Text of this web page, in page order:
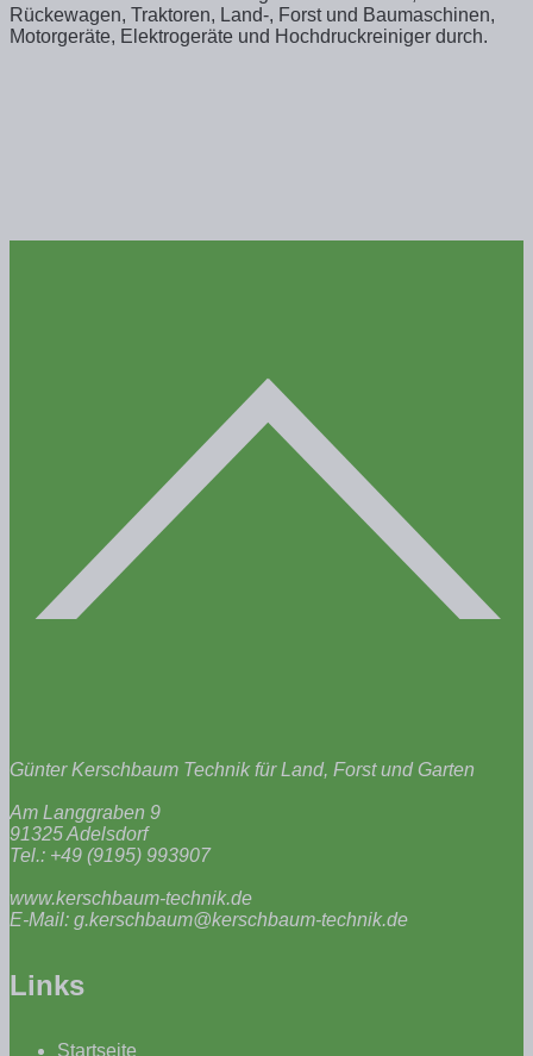
Rückewagen, Traktoren, Land-, Forst und Baumaschinen,
Motorgeräte, Elektrogeräte und Hochdruckreiniger durch.
Günter Kerschbaum Technik für Land, Forst und Garten
Am Langgraben 9
91325 Adelsdorf
Tel.: +49 (9195) 993907
www.kerschbaum-technik.de
E-Mail: g.kerschbaum@kerschbaum-technik.de
Links
Startseite